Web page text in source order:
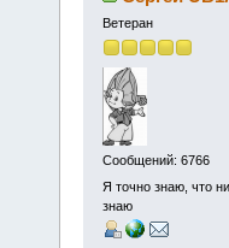
Ветеран
Сообщений: 6766
Я точно знаю, что
знаю